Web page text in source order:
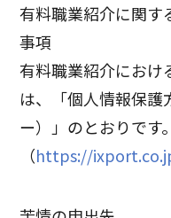
有料職業紹介に関す
事項
有料職業紹介におけ
は、「個人情報保護
ー）」のとおりです。
（https://